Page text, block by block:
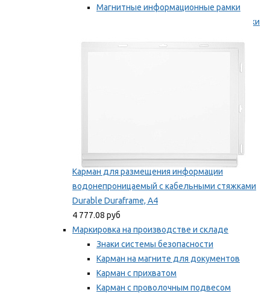
Магнитные информационные рамки
Самоклеящиеся информационные рамки
Карман для размещения информации
водонепроницаемый с кабельными стяжками
Durable Duraframe, А4
4 777.08 руб
Маркировка на производстве и складе
Знаки системы безопасности
Карман на магните для документов
Карман с прихватом
Карман с проволочным подвесом